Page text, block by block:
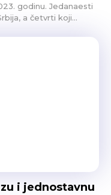
godinu. Jedanaesti
a četvrti koji...
i jednostavnu